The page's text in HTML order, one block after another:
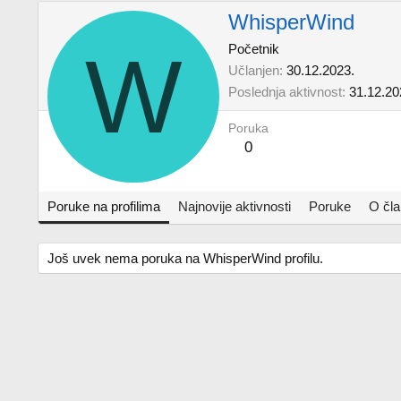
W
WhisperWind
Početnik
Učlanjen 30.12.2023.
Poslednja aktivnost
Poruka
0
Poruke na profilima Najnovije aktivnosti Poruke O
Još uvek nema poruka na WhisperWind profilu.